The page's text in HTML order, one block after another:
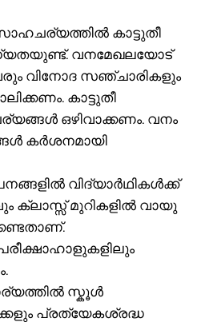
കാട്ടുതീ
വനമേഖലയോട്
വിനോദ സഞ്ചാരികളും
കാട്ടുതീ
ഒഴിവാക്കണം. വനം
കർശനമായി
വിദ്യാർഥികൾക്ക്
ക്ലാസ്സ് മുറികളിൽ വായു
സ്കൂള്‍
പ്രത്യേകശ്രദ്ധ